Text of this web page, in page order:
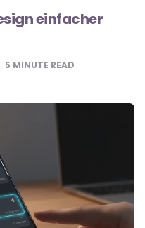
einfacher
5 MINUTE READ